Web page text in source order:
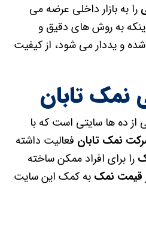
را به بازار داخلی عرضه می
به روش های دقیق و
شده و یددار می شود، از کیفیت
نمک تابان
از ده ها سایتی است که با
نمک تابان فعالیت داشته
را برای افراد ممکن ساخته
قیمت نمک به کمک این سایت